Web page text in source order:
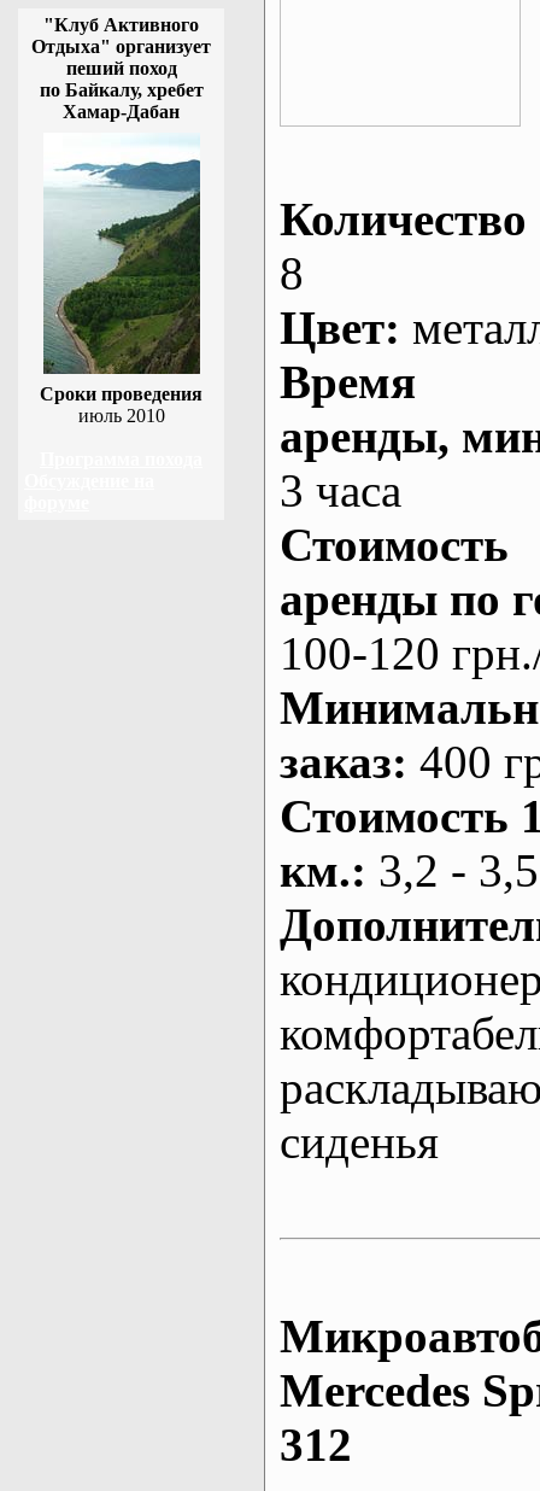
"Клуб Активного
Отдыха" организует
пеший поход
по Байкалу, хребет
Хамар-Дабан
Сроки проведения
июль 2010
Количество
8
Цвет:
Время
аренды,
3 часа
Стоимость
аренды по
100-120
заказ: 400
Стоимость
км.: 3,2 -
сиденья
Mеrcedes
312